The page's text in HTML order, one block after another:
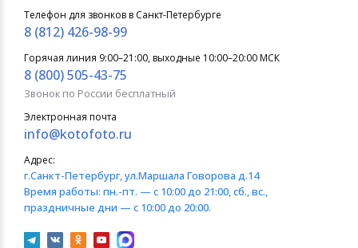
Телефон для звонков в Санкт-Петербурге
8 (812) 426-98-99
Горячая линия 9:00–21:00, выходные 10:00–20:00 МСК
8 (800) 505-43-75
Звонок по России бесплатный
Электронная почта
info@kotofoto.ru
Адрес:
г.Санкт-Петербург, ул.Маршала Говорова д.14
Время работы: пн.-пт. — с 10:00 до 21:00, сб., вс.,
праздничные дни — с 10:00 до 20:00.